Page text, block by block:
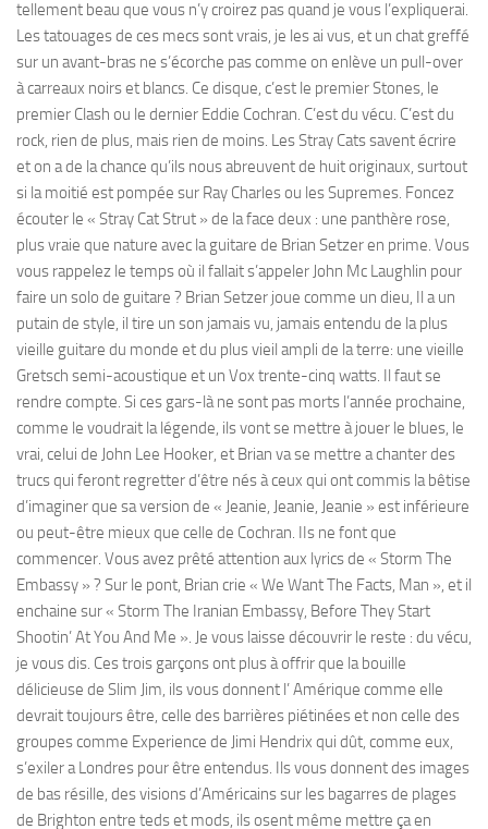
tellement beau que vous n’y croirez pas quand je vous l’expliquerai.
Les tatouages de ces mecs sont vrais, je les ai vus, et un chat greffé
sur un avant-bras ne s’écorche pas comme on enlève un pull-over
à carreaux noirs et blancs. Ce disque, c’est le premier Stones, le
premier Clash ou le dernier Eddie Cochran. C’est du vécu. C’est du
rock, rien de plus, mais rien de moins. Les Stray Cats savent écrire
et on a de la chance qu’ils nous abreuvent de huit originaux, surtout
si la moitié est pompée sur Ray Charles ou les Supremes. Foncez
écouter le « Stray Cat Strut » de la face deux : une panthère rose,
plus vraie que nature avec la guitare de Brian Setzer en prime. Vous
vous rappelez le temps où il fallait s’appeler John Mc Laughlin pour
faire un solo de guitare ? Brian Setzer joue comme un dieu, Il a un
putain de style, il tire un son jamais vu, jamais entendu de la plus
vieille guitare du monde et du plus vieil ampli de la terre: une vieille
Gretsch semi-acoustique et un Vox trente-cinq watts. Il faut se
rendre compte. Si ces gars-là ne sont pas morts l’année prochaine,
comme le voudrait la légende, ils vont se mettre à jouer le blues, le
vrai, celui de John Lee Hooker, et Brian va se mettre a chanter des
trucs qui feront regretter d’être nés à ceux qui ont commis la bêtise
d’imaginer que sa version de « Jeanie, Jeanie, Jeanie » est inférieure
ou peut-être mieux que celle de Cochran. IIs ne font que
commencer. Vous avez prêté attention aux lyrics de « Storm The
Embassy » ? Sur le pont, Brian crie « We Want The Facts, Man », et il
enchaine sur « Storm The Iranian Embassy, Before They Start
Shootin’ At You And Me ». Je vous laisse découvrir le reste : du vécu,
je vous dis. Ces trois garçons ont plus à offrir que la bouille
délicieuse de Slim Jim, ils vous donnent l’ Amérique comme elle
devrait toujours être, celle des barrières piétinées et non celle des
groupes comme Experience de Jimi Hendrix qui dût, comme eux,
s’exiler a Londres pour être entendus. Ils vous donnent des images
de bas résille, des visions d’Américains sur les bagarres de plages
de Brighton entre teds et mods, ils osent même mettre ça en